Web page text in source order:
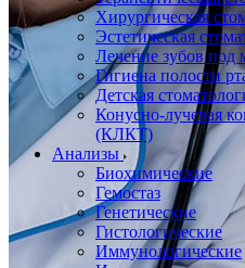
Хирургическая
Эстетическая
Лечение зубов под
Гигиена полости
Детская
Конусно-лучевая
(КЛКТ)
Анализы
Биохимические
Гемостаз
Генетические
Гистологические
Иммунологические